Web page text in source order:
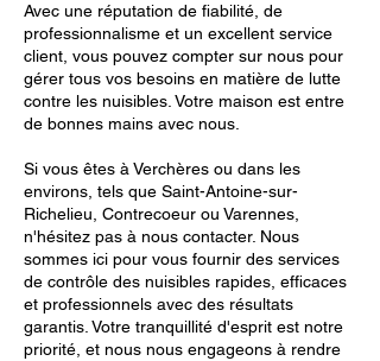
Avec une réputation de fiabilité, de
professionnalisme et un excellent service
client, vous pouvez compter sur nous pour
gérer tous vos besoins en matière de lutte
contre les nuisibles. Votre maison est entre
de bonnes mains avec nous.
Si vous êtes à Verchères ou dans les
environs, tels que Saint-Antoine-sur-
Richelieu, Contrecoeur ou Varennes,
n'hésitez pas à nous contacter. Nous
sommes ici pour vous fournir des services
de contrôle des nuisibles rapides, efficaces
et professionnels avec des résultats
garantis. Votre tranquillité d'esprit est notre
priorité, et nous nous engageons à rendre